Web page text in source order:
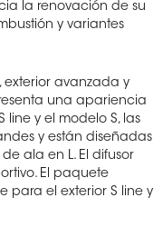
la renovación de su
y variantes
exterior avanzada y
una apariencia
line y el modelo S, las
y están diseñadas
ala en L. El difusor
El paquete
para el exterior S line y